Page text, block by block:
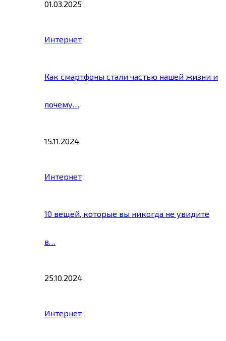
01.03.2025
Интернет
Как смартфоны стали частью нашей жизни и
почему…
15.11.2024
Интернет
10 вещей, которые вы никогда не увидите
в…
25.10.2024
Интернет